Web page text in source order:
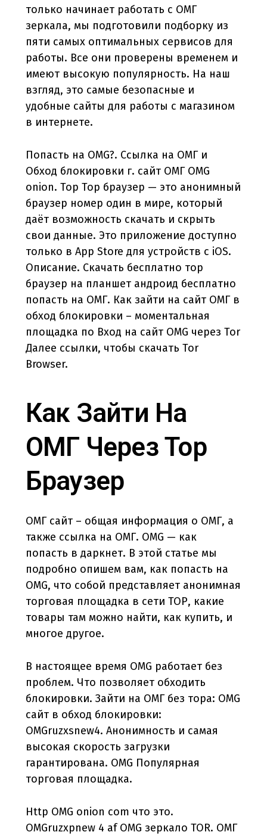
только начинает работать с ОМГ
зеркала, мы подготовили подборку из
пяти самых оптимальных сервисов для
работы. Все они проверены временем и
имеют высокую популярность. На наш
взгляд, это самые безопасные и
удобные сайты для работы с магазином
в интернете.
Попасть на OMG?. Ссылка на ОМГ и
Обход блокировки г. сайт ОМГ OMG
onion. Тор Тор браузер — это анонимный
браузер номер один в мире, который
даёт возможность скачать и скрыть
свои данные. Это приложение доступно
только в App Store для устройств с iOS.
Описание. Скачать бесплатно тор
браузер на планшет андроид бесплатно
попасть на ОМГ. Как зайти на сайт ОМГ в
обход блокировки – моментальная
площадка по Вход на сайт OMG через Tor
Далее ссылки, чтобы скачать Tor
Browser.
Как Зайти На
ОМГ Через Тор
Браузер
ОМГ сайт – общая информация о ОМГ, а
также ссылка на ОМГ. OMG — как
попасть в даркнет. В этой статье мы
подробно опишем вам, как попасть на
OMG, что собой представляет анонимная
торговая площадка в сети ТОР, какие
товары там можно найти, как купить, и
многое другое.
В настоящее время OMG работает без
проблем. Что позволяет обходить
блокировки. Зайти на ОМГ без тора: OMG
сайт в обход блокировки:
OMGruzxsnew4. Анонимность и самая
высокая скорость загрузки
гарантирована. OMG Популярная
торговая площадка.
Http OMG onion com что это.
OMGruzxpnew 4 af OMG зеркало TOR. ОМГ